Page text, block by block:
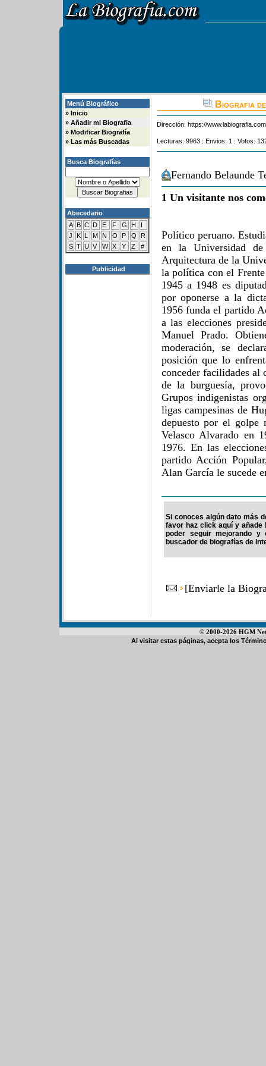
Menú Biográfico
» Inicio
» Añadir mi Biografia
» Modificar Biografía
» Las más Buscadas
Busca Biografías
Abecedario
A B C D E F G H
I
J
K L M N O P Q
R
S T U V W X Y Z #
Publicidad
Biografia
Dirección: https://
Lecturas: 9963 : Envios: 1 : Votos:
Fernando Belaunde
1 Un visitante nos
Político peruano.
en la Universidad
Arquitectura de la
la política con el
1945 a 1948 es
por oponerse a la
1956 funda el partido
a las elecciones
Manuel Prado.
moderación, se
posición que lo
conceder facilidades al
de la burguesía,
Grupos indigenistas
ligas campesinas de
depuesto por el golpe
Velasco Alvarado en
1976. En las
partido Acción
Alan García le sucede
Si conoces algún dato más
favor haz click aquí y
poder seguir mejorando y
buscador de biografías de
[Enviarle la
© 2000-2026 HGM
Al visitar estas páginas, acepta los